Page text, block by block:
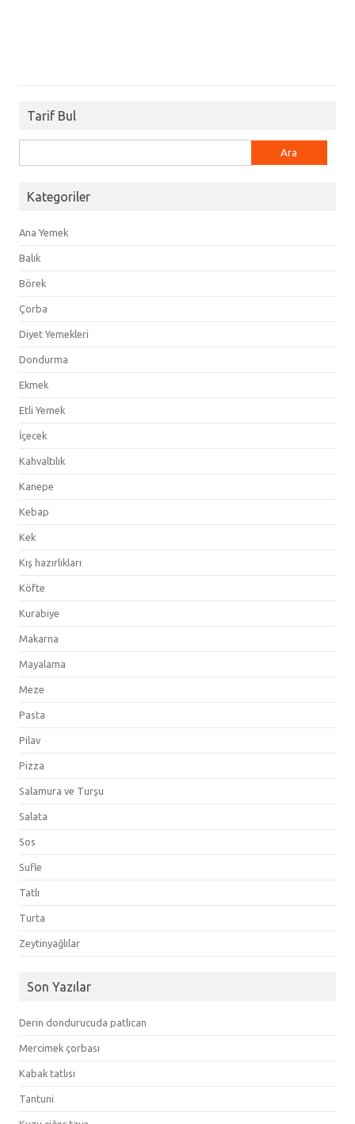
Tarif Bul
Kategoriler
Ana Yemek
Balık
Börek
Çorba
Diyet Yemekleri
Dondurma
Ekmek
Etli Yemek
İçecek
Kahvaltılık
Kanepe
Kebap
Kek
Kış hazırlıkları
Köfte
Kurabiye
Makarna
Mayalama
Meze
Pasta
Pilav
Pizza
Salamura ve Turşu
Salata
Sos
Sufle
Tatlı
Turta
Zeytinyağlılar
Son Yazılar
Derin dondurucuda patlıcan
Mercimek çorbası
Kabak tatlısı
Tantuni